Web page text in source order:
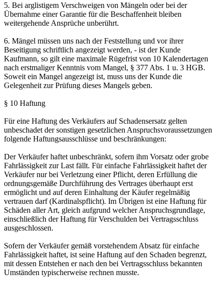
5. Bei arglistigem Verschweigen von Mängeln oder bei der
Übernahme einer Garantie für die Beschaffenheit bleiben
weitergehende Ansprüche unberührt.
6. Mängel müssen uns nach der Feststellung und vor ihrer
Beseitigung schriftlich angezeigt werden, - ist der Kunde
Kaufmann, so gilt eine maximale Rügefrist von 10 Kalendertagen
nach erstmaliger Kenntnis vom Mangel, § 377 Abs. 1 u. 3 HGB.
Soweit ein Mangel angezeigt ist, muss uns der Kunde die
Gelegenheit zur Prüfung dieses Mangels geben.
§ 10 Haftung
Für eine Haftung des Verkäufers auf Schadensersatz gelten
unbeschadet der sonstigen gesetzlichen Anspruchsvoraussetzungen
folgende Haftungsausschlüsse und beschränkungen:
Der Verkäufer haftet unbeschränkt, sofern ihm Vorsatz oder grobe
Fahrlässigkeit zur Last fällt. Für einfache Fahrlässigkeit haftet der
Verkäufer nur bei Verletzung einer Pflicht, deren Erfüllung die
ordnungsgemäße Durchführung des Vertrages überhaupt erst
ermöglicht und auf deren Einhaltung der Käufer regelmäßig
vertrauen darf (Kardinalspflicht). Im Übrigen ist eine Haftung für
Schäden aller Art, gleich aufgrund welcher Anspruchsgrundlage,
einschließlich der Haftung für Verschulden bei Vertragsschluss
ausgeschlossen.
Sofern der Verkäufer gemäß vorstehendem Absatz für einfache
Fahrlässigkeit haftet, ist seine Haftung auf den Schaden begrenzt,
mit dessen Entstehen er nach den bei Vertragsschluss bekannten
Umständen typischerweise rechnen musste.